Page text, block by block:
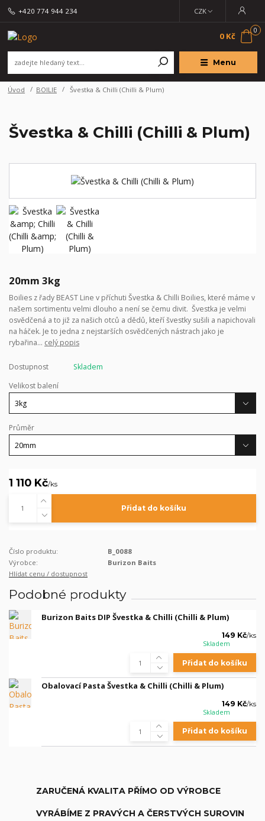
Menu
CZK
+420 774 944 234
0
0 Kč
Úvod BOILIE Švestka & Chilli (Chilli & Plum)
Švestka & Chilli (Chilli & Plum)
20mm 3kg
Boilies z řady BEAST Line v příchuti Švestka & Chilli Boilies, které máme v
našem sortimentu velmi dlouho a není se čemu divit. Švestka je velmi
osvědčená a to již za našich otců a dědů, kteří švestky sušili a napichovali
na háček. Je to jedna z nejstarších osvědčených nástrach jako je
rybařina... celý popis
Dostupnost
Skladem
Velikost balení
Průměr
1 110 Kč/ks
Přidat do košíku
Číslo produktu:
B_0088
Výrobce:
Burizon Baits
Hlídat cenu / dostupnost
Podobné produkty
Burizon Baits DIP Švestka & Chilli (Chilli & Plum)
149 Kč/ks
Skladem
Přidat do košíku
Obalovací Pasta Švestka & Chilli (Chilli & Plum)
149 Kč/ks
Skladem
Přidat do košíku
ZARUČENÁ KVALITA PŘÍMO OD VÝROBCE
VYRÁBÍME Z PRAVÝCH A ČERSTVÝCH SUROVIN